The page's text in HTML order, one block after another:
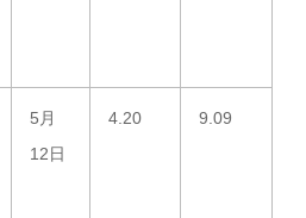
5月
12日
4.20 9.09